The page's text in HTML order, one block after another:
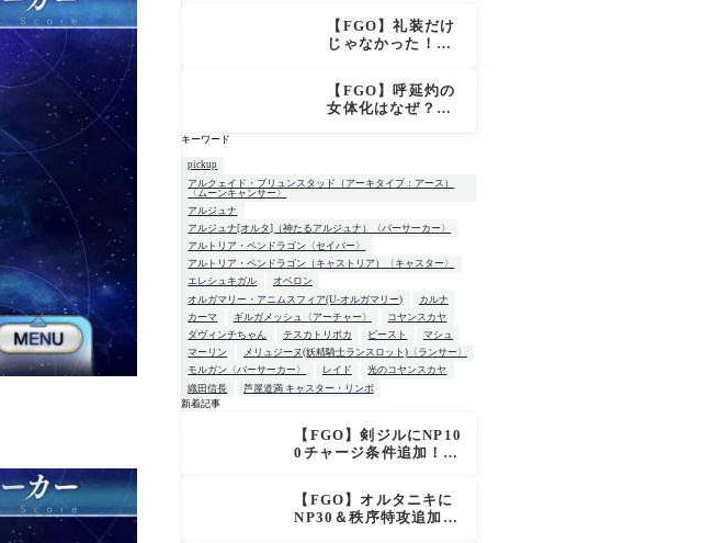
い！
【FGO】礼装だけ
じゃなかった！
ME SKY -JUNE
-」英霊星行イラス
ト＆登場サーヴァ
【FGO】呼延灼の
女体化はなぜ？エ
キーワード
pickup
アルクェイド・ブリュンスタッド（アーキタイプ：アース）
〈ムーンキャンサー〉
アルジュナ
アルジュナ[オルタ]（神たるアルジュナ）〈バーサーカー〉
アルトリア・ペンドラゴン〈セイバー〉
アルトリア・ペンドラゴン（キャストリア）〈キャスター〉
エレシュキガル
オベロン
オルガマリー・アニムスフィア(U-オルガマリー)
カルナ
カーマ
ギルガメッシュ〈アーチャー〉
コヤンスカヤ
ダヴィンチちゃん
テスカトリポカ ビースト
マシュ
マーリン
メリュジーヌ(妖精騎士ランスロット)〈ランサー〉
モルガン〈バーサーカー〉
レイド
光のコヤンスカヤ
織田信長
芦屋道満 キャスター・リンボ
新着記事
【FGO】剣ジルにNP10
0チャージ条件追加！術
【FGO】オルタニキに
NP30＆秩序特攻追加で